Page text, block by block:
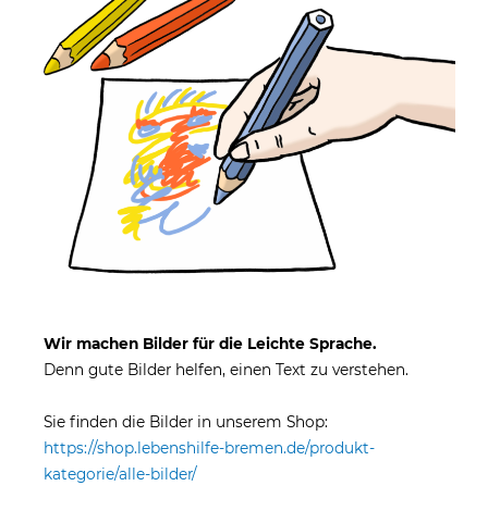
Wir machen Bilder für die Leichte Sprache.
Denn gute Bilder helfen, einen Text zu verstehen.
Sie finden die Bilder in unserem Shop:
https://shop.lebenshilfe-bremen.de/produkt-
kategorie/alle-bilder/